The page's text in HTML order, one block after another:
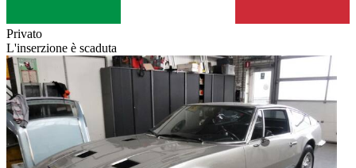
Privato
L'inserzione è scaduta